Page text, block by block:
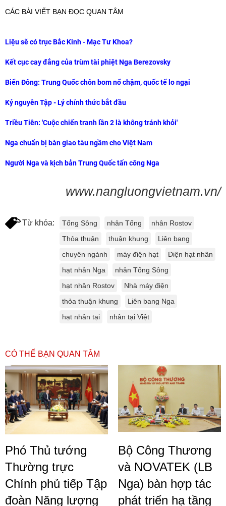
CÁC BÀI VIẾT BẠN ĐỌC QUAN TÂM
Liệu sẽ có trục Bắc Kinh - Mạc Tư Khoa?
Kết cục cay đắng của trùm tài phiệt Nga Berezovsky
Biển Đông: Trung Quốc chôn bom nổ chậm, quốc tế lo ngại
Kỷ nguyên Tập - Lý chính thức bắt đầu
Triều Tiên: 'Cuộc chiến tranh lần 2 là không tránh khỏi'
Nga chuẩn bị bàn giao tàu ngầm cho Việt Nam
Người Nga và kịch bản Trung Quốc tấn công Nga
www.nangluongvietnam.vn/
Từ khóa: Tổng Sông nhân Tổng
nhân Rostov
Thỏa thuận
thuận khung
Liên bang
chuyên ngành
máy điện hạt
Điện hạt nhân
hạt nhân Nga
nhân Tổng Sông
hạt nhân Rostov
Nhà máy điện
thỏa thuận khung
Liên bang Nga
hạt nhân tại
nhân tại Việt
CÓ THỂ BẠN QUAN TÂM
Phó Thủ tướng
Thường trực
Chính phủ tiếp Tập
đoàn Năng lượng
Bộ Công Thương
và NOVATEK (LB
Nga) bàn hợp tác
phát triển hạ tầng